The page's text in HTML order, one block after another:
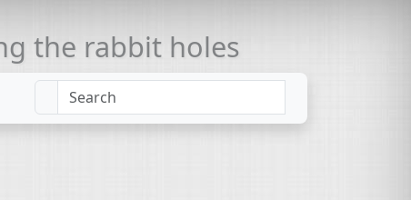
the rabbit holes